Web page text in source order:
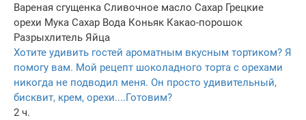
Вареная сгущенка Сливочное масло Сахар Грецкие
орехи Мука Сахар Вода Коньяк Какао-порошок
Разрыхлитель Яйца
Хотите удивить гостей ароматным вкусным тортиком? Я
помогу вам. Мой рецепт шоколадного торта с орехами
никогда не подводил меня. Он просто удивительный,
бисквит, крем, орехи....Готовим?
2 ч.